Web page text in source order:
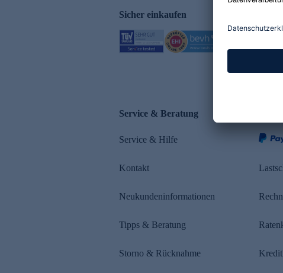
Sicher einkaufen
Service & Beratung
Service & Hilfe
Kontakt
Neukundeninformationen
Tipps & Beratung
Storno & Rücknahme